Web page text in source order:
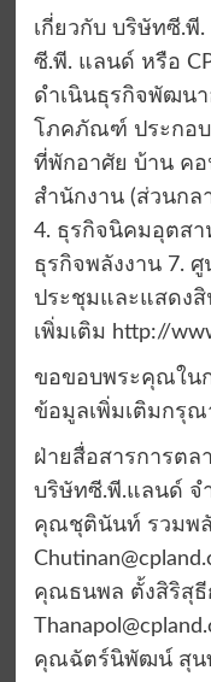
เกี่ยวกับ บริษัทซี.พี
ซี.พี. แลนด์ หรือ
ดำเนินธุรกิจพัฒนา
โภคภัณฑ์ ประกอบ
ที่พักอาศัย บ้าน คอ
สำนักงาน (ส่วนกล
4. ธุรกิจนิคมอุตสา
ธุรกิจพลังงาน 7.
ประชุมและแสดง
เพิ่มเติม http://
ขอขอบพระคุณในก
ข้อมูลเพิ่มเติมกรุ
ฝ่ายสื่อสารการต
บริษัทซี.พี.แลนด์ จ
คุณชุตินันท์ รวมพลั
คุณธนพล ตั้งสิริสุธี
คุณฉัตร์นิพัฒน์ สุนท